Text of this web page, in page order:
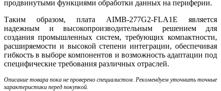
продвинутыми функциями обработки данных на периферии.
Таким образом, плата AIMB-277G2-FLA1E является
надежным и высокопроизводительным решением для
создания промышленных систем, требующих компактности,
расширяемости и высокой степени интеграции, обеспечивая
гибкость в выборе компонентов и возможность адаптации под
специфические требования различных отраслей.
Описание товара пока не проверено специалистом. Рекомендуем уточнить точные
характеристики перед покупкой.